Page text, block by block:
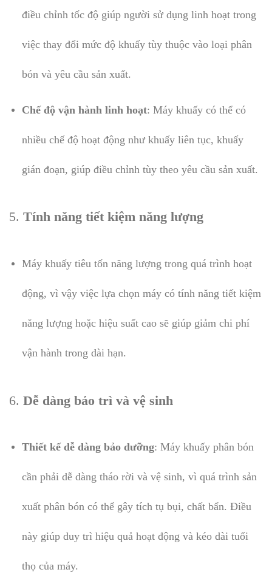
điều chỉnh tốc độ giúp người sử dụng linh hoạt trong
việc thay đổi mức độ khuấy tùy thuộc vào loại phân
bón và yêu cầu sản xuất.
Chế độ vận hành linh hoạt: Máy khuấy có thể có
nhiều chế độ hoạt động như khuấy liên tục, khuấy
gián đoạn, giúp điều chỉnh tùy theo yêu cầu sản xuất.
5. Tính năng tiết kiệm năng lượng
Máy khuấy tiêu tốn năng lượng trong quá trình hoạt
động, vì vậy việc lựa chọn máy có tính năng tiết kiệm
năng lượng hoặc hiệu suất cao sẽ giúp giảm chi phí
vận hành trong dài hạn.
6. Dễ dàng bảo trì và vệ sinh
Thiết kế dễ dàng bảo dưỡng: Máy khuấy phân bón
cần phải dễ dàng tháo rời và vệ sinh, vì quá trình sản
xuất phân bón có thể gây tích tụ bụi, chất bẩn. Điều
này giúp duy trì hiệu quả hoạt động và kéo dài tuổi
thọ của máy.